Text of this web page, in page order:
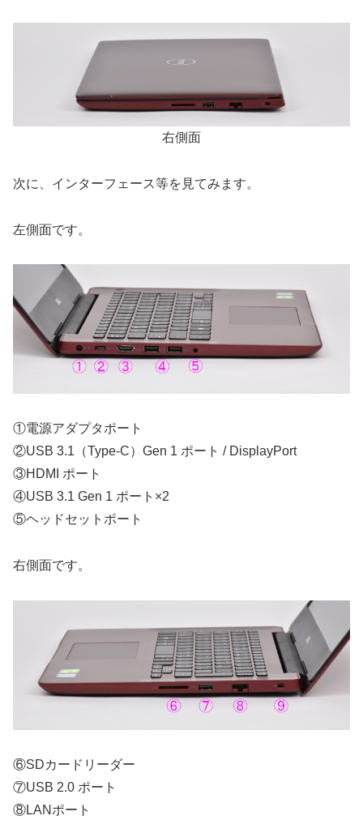
右側面
次に、インターフェース等を見てみます。
左側面です。
①電源アダプタポート
②USB 3.1（Type-C）Gen 1 ポート / DisplayPort
③HDMI ポート
④USB 3.1 Gen 1 ポート×2
⑤ヘッドセットポート
右側面です。
⑥SDカードリーダー
⑦USB 2.0 ポート
⑧LANポート